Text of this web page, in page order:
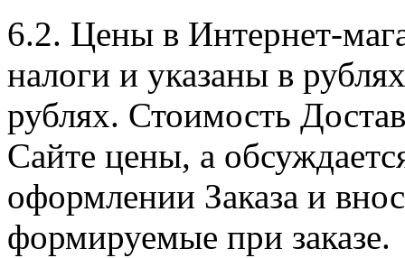
6.2. Цены в Интернет-
налоги и указаны в
рублях. Стоимость
Сайте цены, а
оформлении Заказа и
формируемые при заказе.